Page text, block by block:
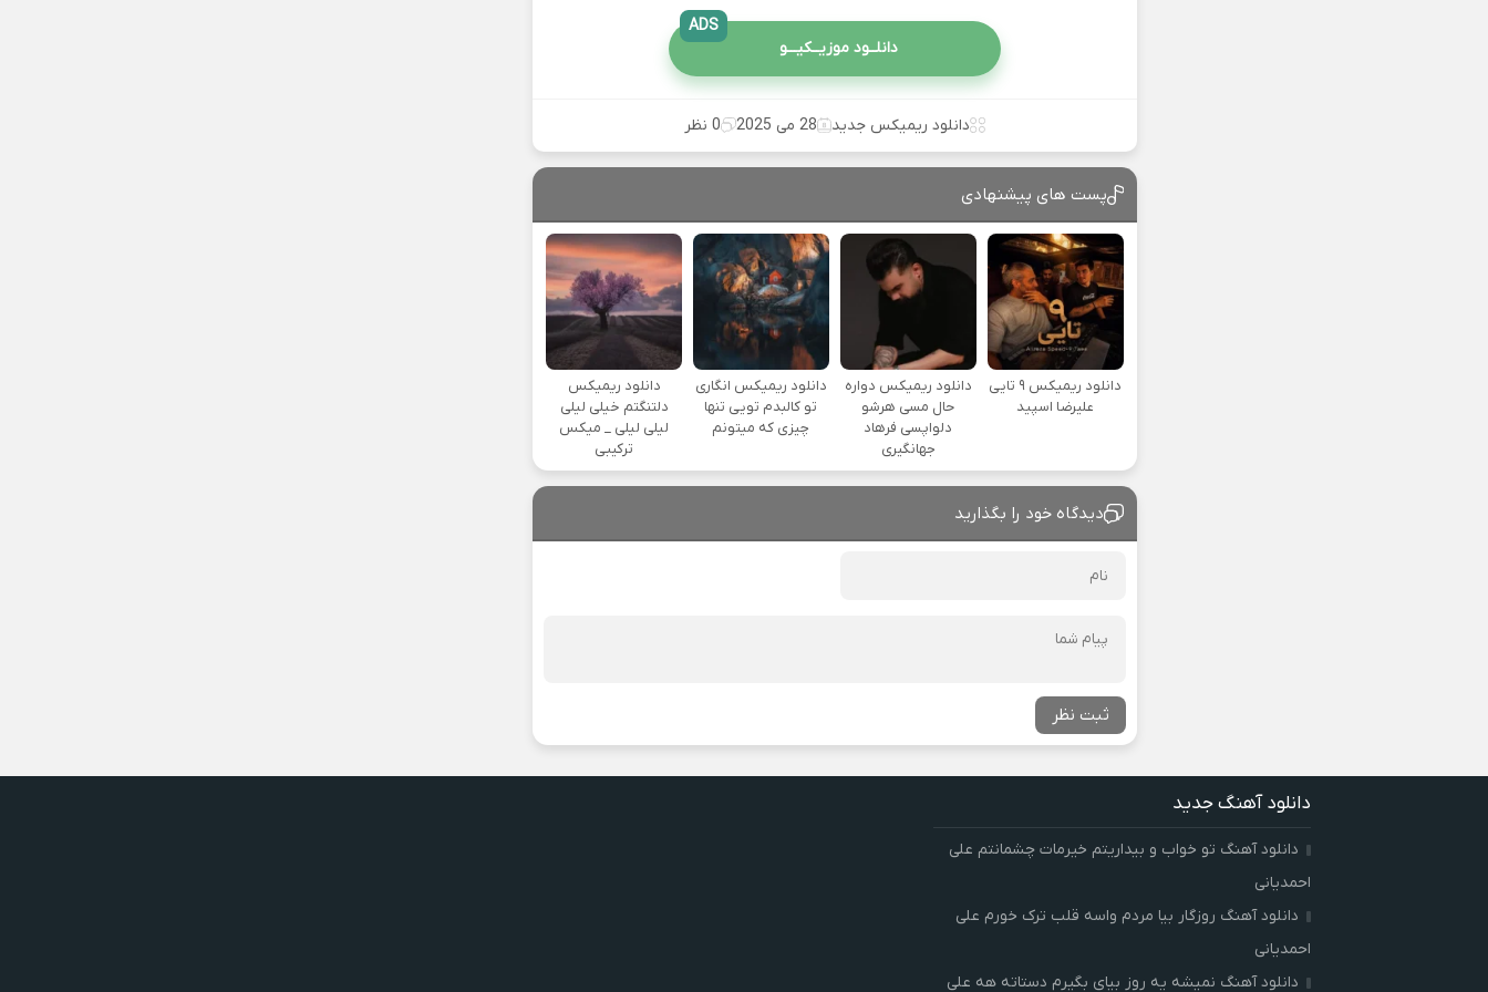
دانلــود موزیــکیـــو
ADS
دانلود ریمیکس جدید 28 می 2025 0 نظر
پست های پیشنهادی
دانلود ریمیکس ۹ تایی
علیرضا اسپید
دانلود ریمیکس دواره
حال مسی هرشو
دلواپسی فرهاد
جهانگیری
دانلود ریمیکس انگاری
تو کالبدم تویی تنها
چیزی که میتونم
دانلود ریمیکس
دلتنگتم خیلی لیلی
لیلی لیلی _ میکس
ترکیبی
دیدگاه خود را بگذارید
ثبت نظر
دانلود آهنگ جدید
دانلود آهنگ تو خواب و بیداریتم خیرمات چشمانتم علی
احمدیانی
دانلود آهنگ روزگار بیا مردم واسه قلب ترک خورم علی
احمدیانی
دانلود آهنگ نمیشه یه روز بیای بگیرم دستاته هه علی